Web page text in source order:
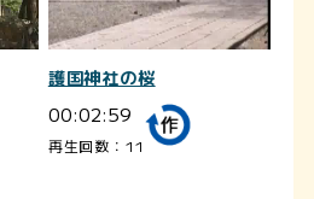
護国神社の桜
00:02:59
再生回数：11